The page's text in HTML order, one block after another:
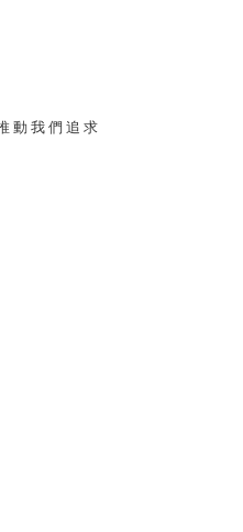
動 我 們 追 求